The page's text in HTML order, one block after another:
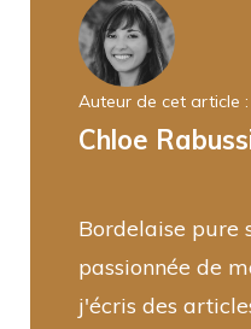
Auteur de cet article :
Chloe
Bordelaise pure
passionnée de
j'écris des